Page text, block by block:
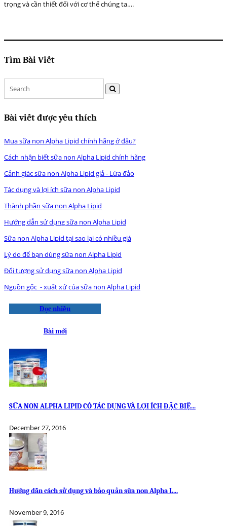
trọng và cần thiết đối với cơ thể chúng ta….
Tìm Bài Viết
Bài viết được yêu thích
Mua sữa non Alpha Lipid chính hãng ở đâu?
Cách nhận biết sữa non Alpha Lipid chính hãng
Cảnh giác sữa non Alpha Lipid giả - Lừa đảo
Tác dụng và lợi ích sữa non Alpha Lipid
Thành phần sữa non Alpha Lipid
Hướng dẫn sử dụng sữa non Alpha Lipid
Sữa non Alpha Lipid tại sao lại có nhiều giá
Lý do để bạn dùng sữa non Alpha Lipid
Đối tượng sử dụng sữa non Alpha Lipid
Nguồn gốc - xuất xứ của sữa non Alpha Lipid
Đọc nhiều
Bài mới
SỮA NON ALPHA LIPID CÓ TÁC DỤNG VÀ LỢI ÍCH ĐẶC BIỆ...
December 27, 2016
Hướng dẫn cách sử dụng và bảo quản sữa non Alpha L...
November 9, 2016